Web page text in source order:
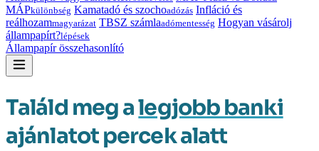
MÁPkülönbség Kamatadó és szochoadózás Infláció és
reálhozammagyarázat TBSZ számlaadómentesség Hogyan vásárolj
állampapírt?lépések
Állampapír összehasonlító
Találd meg alegjobb banki
ajánlatot percek alatt